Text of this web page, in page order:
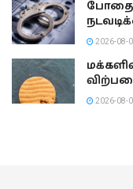
2026-08-
2026-08-